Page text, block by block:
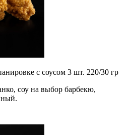
с соусом 3 шт. 220/30 гр
соу на выбор барбекю,